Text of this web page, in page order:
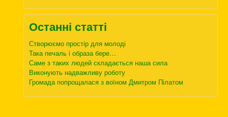
Останні статті
Створюємо простір для молоді
Така печаль і образа бере…
Саме з таких людей складається наша сила
Виконують надважливу роботу
Громада попрощалася з воїном Дмитром Пілатом